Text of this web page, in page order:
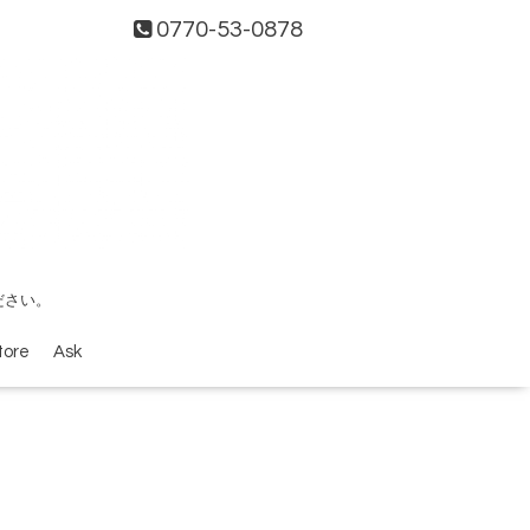
0770-53-0878
い。
Ask